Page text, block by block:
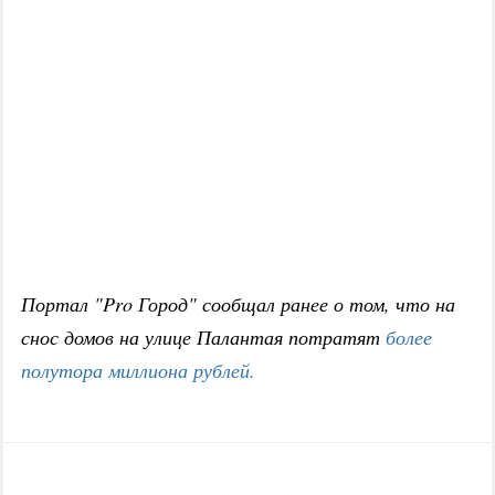
Портал "Pro Город" сообщал ранее о том, что на
снос домов на улице Палантая потратят более
полутора миллиона рублей.